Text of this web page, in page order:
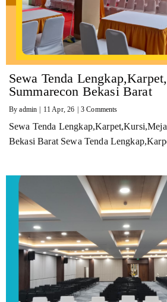
Sewa Tenda
Summarecon Bekasi Barat
Byadmin 11 Apr, 26 3 Comments
Sewa Tenda
Bekasi Barat Sewa Tenda